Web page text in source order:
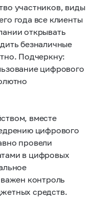
участников, виды
года все клиенты
открывать
безналичные
Подчеркну:
цифрового
вместе
цифрового
провели
в цифровых
контроль
средств.